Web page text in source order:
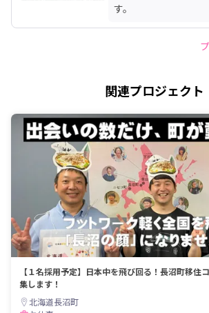
す。
関連プロジェクト
【１名採用予定】日本中を飛び回る！長沼町移住
集します！
北海道長沼町